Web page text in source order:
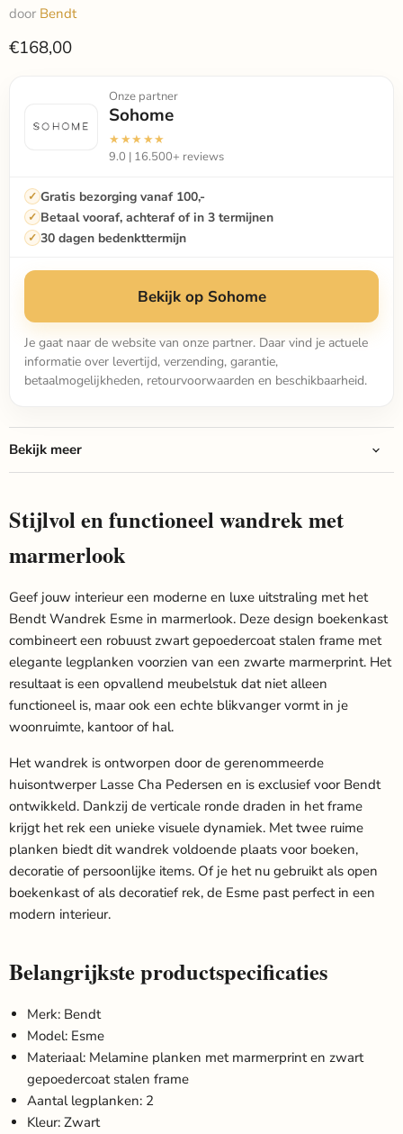
door Bendt
€168,00
Onze partner
Sohome
★★★★★
9.0 | 16.500+ reviews
Gratis bezorging vanaf 100,-
Betaal vooraf, achteraf of in 3 termijnen
30 dagen bedenkttermijn
Bekijk op Sohome
Je gaat naar de website van onze partner. Daar vind je actuele
informatie over levertijd, verzending, garantie,
betaalmogelijkheden, retourvoorwaarden en beschikbaarheid.
Bekijk meer
Stijlvol en functioneel wandrek met
marmerlook
Geef jouw interieur een moderne en luxe uitstraling met het
Bendt Wandrek Esme in marmerlook. Deze design boekenkast
combineert een robuust zwart gepoedercoat stalen frame met
elegante legplanken voorzien van een zwarte marmerprint. Het
resultaat is een opvallend meubelstuk dat niet alleen
functioneel is, maar ook een echte blikvanger vormt in je
woonruimte, kantoor of hal.
Het wandrek is ontworpen door de gerenommeerde
huisontwerper Lasse Cha Pedersen en is exclusief voor Bendt
ontwikkeld. Dankzij de verticale ronde draden in het frame
krijgt het rek een unieke visuele dynamiek. Met twee ruime
planken biedt dit wandrek voldoende plaats voor boeken,
decoratie of persoonlijke items. Of je het nu gebruikt als open
boekenkast of als decoratief rek, de Esme past perfect in een
modern interieur.
Belangrijkste productspecificaties
Merk: Bendt
Model: Esme
Materiaal: Melamine planken met marmerprint en zwart
gepoedercoat stalen frame
Aantal legplanken: 2
Kleur: Zwart